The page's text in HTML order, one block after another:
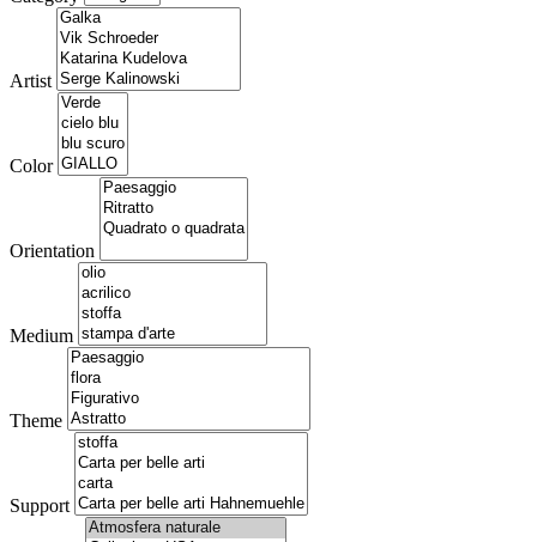
Artist
Color
Orientation
Medium
Theme
Support